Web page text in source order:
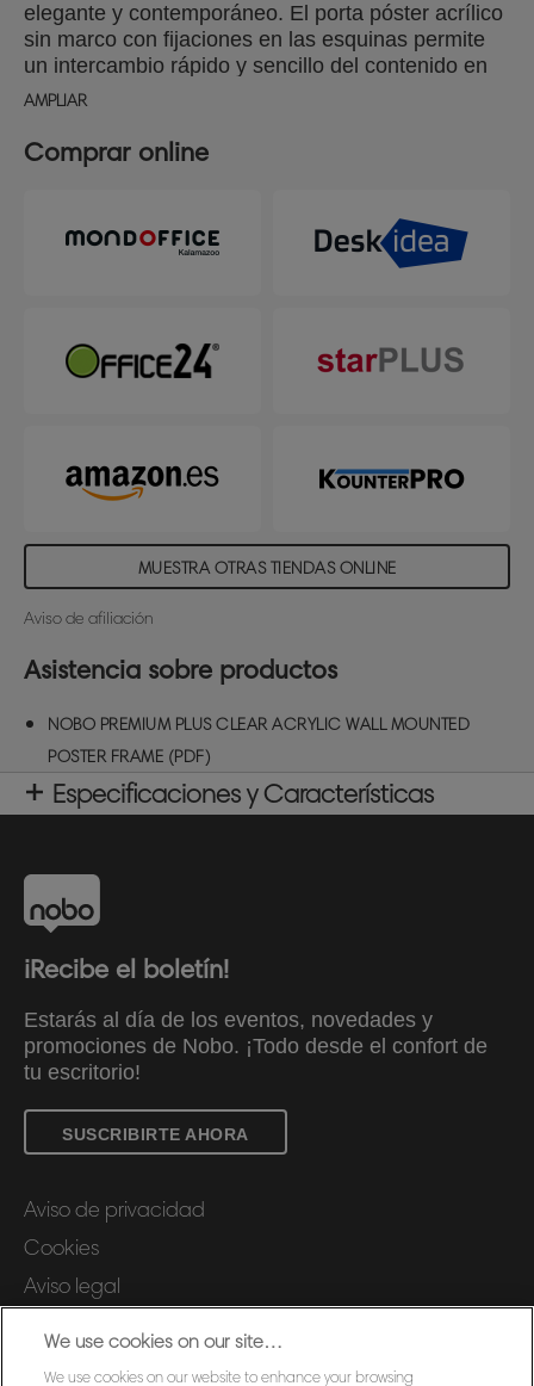
elegante y contemporáneo. El porta póster acrílico
sin marco con fijaciones en las esquinas permite
un intercambio rápido y sencillo del contenido en
formato vertical u horizontal, al tiempo que protege
limpiarse fácilmente, lo que convierte a este
soporte en la solución ideal para la exposición de
permanente. Tamaño de la superficie de
exposición A4.
AMPLIAR
Comprar online
MUESTRA OTRAS TIENDAS ONLINE
Aviso de afiliación
Asistencia sobre productos
NOBO PREMIUM PLUS CLEAR ACRYLIC WALL MOUNTED
POSTER FRAME (PDF)
Especificaciones y Características
¡Recibe el boletín!
Estarás al día de los eventos, novedades y
promociones de Nobo. ¡Todo desde el confort de
tu escritorio!
SUSCRIBIRTE AHORA
Aviso de privacidad
Cookies
Aviso legal
We use cookies on our site…
We use cookies on our website to enhance your browsing